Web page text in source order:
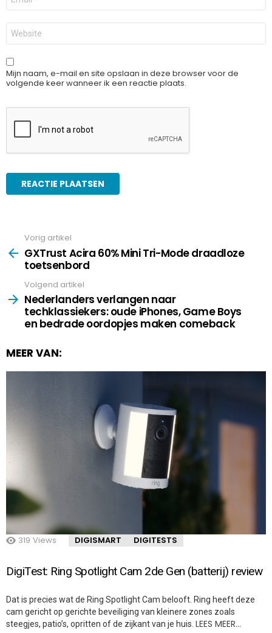
mail
*
Site
Mijn naam, e-mail en site opslaan in deze browser voor de
volgende keer wanneer ik een reactie plaats.
more
Vorig artikel
GXTrust Acira 60% Mini Tri-Mode draadloze
toetsenbord
Volgend artikel
Nederlanders verlangen naar
techklassiekers: oude iPhones, Game Boys
en bedrade oordopjes maken comeback
MEER VAN:
319 Views DIGISMART DIGITESTS
DigiTest: Ring Spotlight Cam 2de Gen (batterij) review
Dat is precies wat de Ring Spotlight Cam belooft. Ring heeft deze
cam gericht op gerichte beveiliging van kleinere zones zoals
steegjes, patio’s, opritten of de zijkant van je huis. LEES MEER…